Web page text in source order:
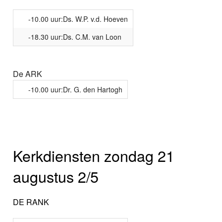
-10.00 uur:Ds. W.P. v.d. Hoeven
-18.30 uur:Ds. C.M. van Loon
De ARK
-10.00 uur:Dr. G. den Hartogh
Kerkdiensten zondag 21
augustus 2/5
DE RANK